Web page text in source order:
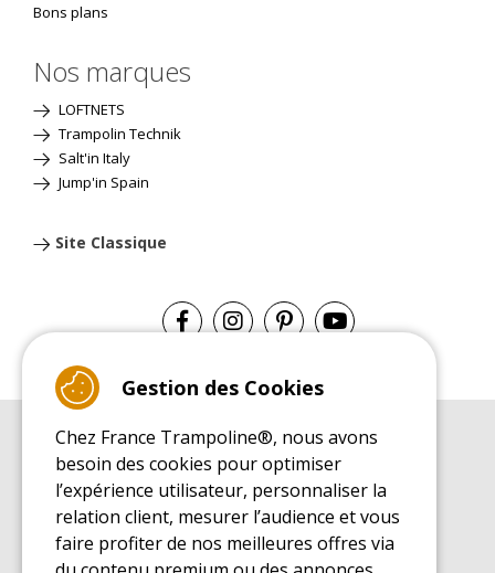
Bons plans
Nos marques
LOFTNETS
Trampolin Technik
Salt'in Italy
Jump'in Spain
Site Classique
Guide d'achat pour les trampolines de loisirs
GUIDE DE MONTAGE
Guide de montage pour les trampolines de loisirs
GUIDE D'ENTRETIEN
Gestion des Cookies
Chez France Trampoline®, nous avons
besoin des cookies pour optimiser
l’expérience utilisateur, personnaliser la
relation client, mesurer l’audience et vous
faire profiter de nos meilleures offres via